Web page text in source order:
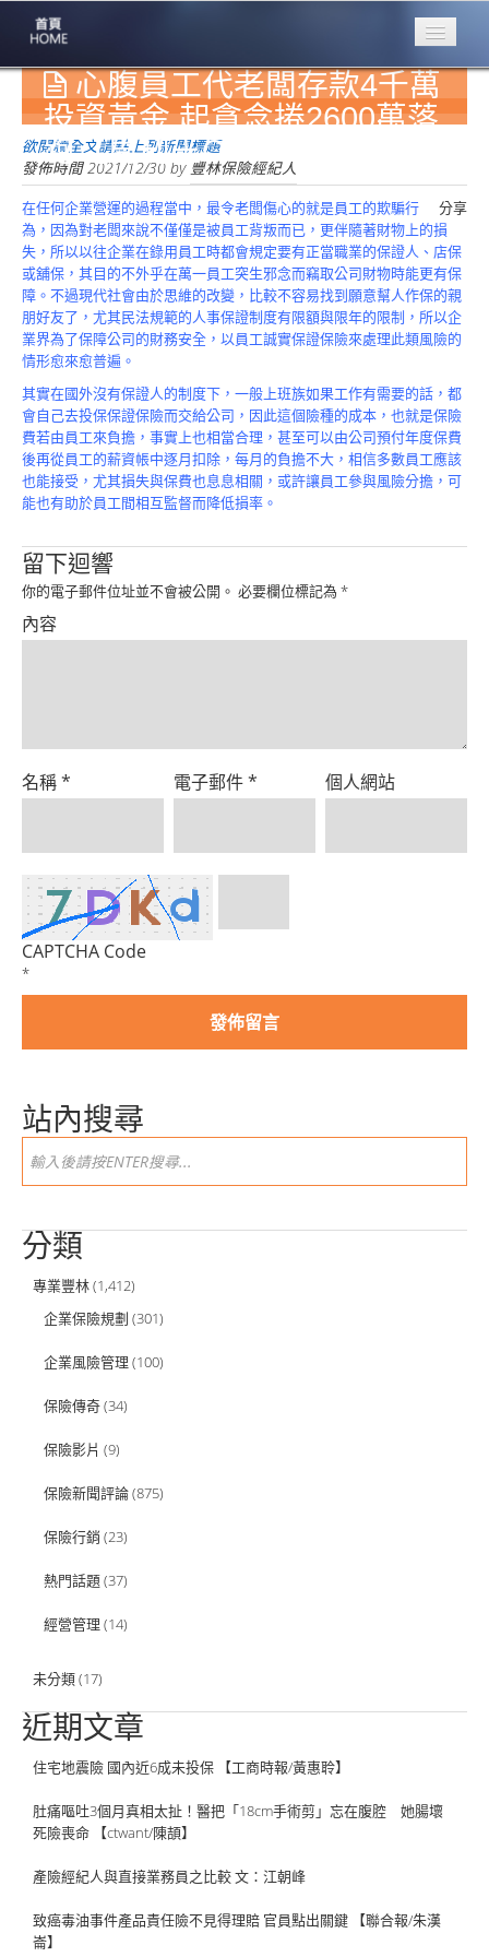
專業豐林
Professional
保險大家談
1386集
台灣商業保險
第一品牌
關於豐林
About
服務項目
Service
火災保額
估算系統
商品簡介
Product
心腹員工代老闆存款4千萬
投資黃金 起貪念捲2600萬落
跑【周刊王CTWANT/張心】
欲閱讀全文請點上列新聞標題
發佈時間2021/12/30 by 豐林保險經紀人
分享
在任何企業營運的過程當中，最令老闆傷心的就是員工的欺騙行
為，因為對老闆來說不僅僅是被員工背叛而已，更伴隨著財物上的損
失，所以以往企業在錄用員工時都會規定要有正當職業的保證人、店保
或舖保，其目的不外乎在萬一員工突生邪念而竊取公司財物時能更有保
障。不過現代社會由於思維的改變，比較不容易找到願意幫人作保的親
朋好友了，尤其民法規範的人事保證制度有限額與限年的限制，所以企
業界為了保障公司的財務安全，以員工誠實保證保險來處理此類風險的
情形愈來愈普遍。
其實在國外沒有保證人的制度下，一般上班族如果工作有需要的話，都
會自己去投保保證保險而交給公司，因此這個險種的成本，也就是保險
費若由員工來負擔，事實上也相當合理，甚至可以由公司預付年度保費
後再從員工的薪資帳中逐月扣除，每月的負擔不大，相信多數員工應該
也能接受，尤其損失與保費也息息相關，或許讓員工參與風險分擔，可
能也有助於員工間相互監督而降低損率。
留下迴響
你的電子郵件位址並不會被公開。 必要欄位標記為 *
內容
名稱* 電子郵件* 個人網站
CAPTCHA Code
*
站內搜尋
分類
專業豐林(1,412)
企業保險規劃 (301)
企業風險管理 (100)
保險傳奇(34)
保險影片 (9)
保險新聞評論(875)
保險行銷 (23)
熱門話題(37)
經營管理 (14)
未分類(17)
近期文章
住宅地震險 國內近6成未投保 【工商時報/黃惠聆】
肚痛嘔吐3個月真相太扯！醫把「18cm手術剪」忘在腹腔 她腸壞
死險喪命 【ctwant/陳頡】
產險經紀人與直接業務員之比較 文：江朝峰
致癌毒油事件產品責任險不見得理賠 官員點出關鍵 【聯合報/朱漢
崙】